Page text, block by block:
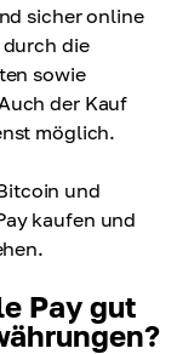
sicher online
die
sowie
der Kauf
möglich.
und
kaufen und
Pay gut